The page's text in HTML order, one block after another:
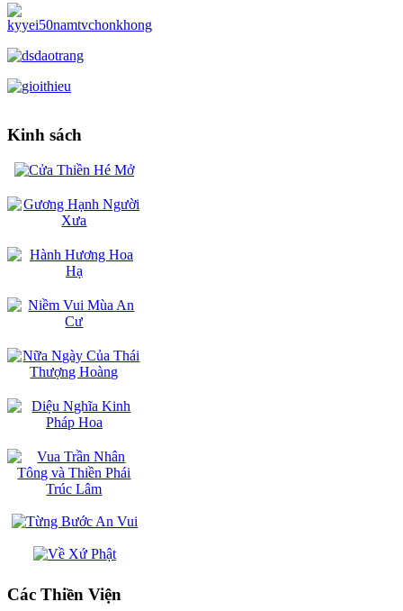
Kinh sách
Các Thiền Viện